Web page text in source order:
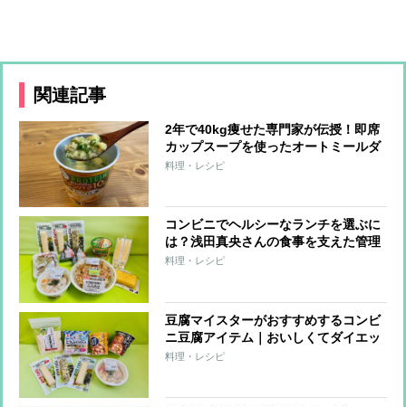
関連記事
2年で40kg痩せた専門家が伝授！即席
カップスープを使ったオートミールダ
イエット
料理・レシピ
コンビニでヘルシーなランチを選ぶに
は？浅田真央さんの食事を支えた管理
栄養士がすすめる「たんぱく質強化」
料理・レシピ
豆腐マイスターがおすすめするコンビ
ニ豆腐アイテム｜おいしくてダイエッ
トに役立つ8品
料理・レシピ